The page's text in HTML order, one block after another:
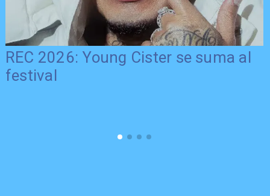
REC 2026: Young Cister se suma al
festival